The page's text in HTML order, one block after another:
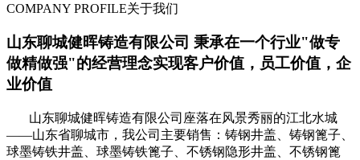
COMPANY PROFILE关于我们
山东聊城健晖铸造有限公司 秉承在一个行业"做专
做精做强"的经营理念实现客户价值，员工价值，企
业价值
山东聊城健晖铸造有限公司座落在风景秀丽的江北水城
——山东省聊城市，我公司主要销售：铸钢井盖、铸钢篦子、
球墨铸铁井盖、球墨铸铁篦子、不锈钢隐形井盖、不锈钢篦